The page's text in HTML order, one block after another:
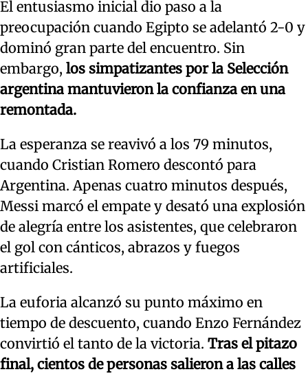
El entusiasmo inicial dio paso a la
preocupación cuando Egipto se adelantó 2-0 y
dominó gran parte del encuentro. Sin
embargo, los simpatizantes por la Selección
argentina mantuvieron la confianza en una
remontada.
La esperanza se reavivó a los 79 minutos,
cuando Cristian Romero descontó para
Argentina. Apenas cuatro minutos después,
Messi marcó el empate y desató una explosión
de alegría entre los asistentes, que celebraron
el gol con cánticos, abrazos y fuegos
artificiales.
La euforia alcanzó su punto máximo en
tiempo de descuento, cuando Enzo Fernández
convirtió el tanto de la victoria. Tras el pitazo
final, cientos de personas salieron a las calles